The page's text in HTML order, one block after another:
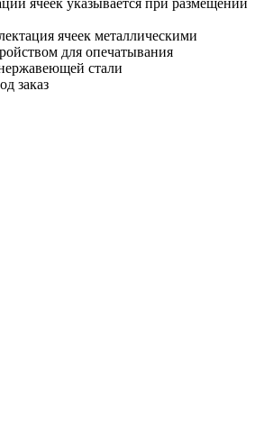
ячеек металлическими
для опечатывания
стали
заказ